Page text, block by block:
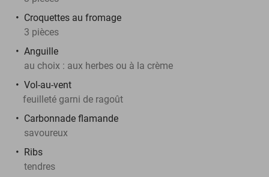
Croquettes au fromage
3 pièces
Anguille
au choix : aux herbes ou à la crème
Vol-au-vent
feuilleté garni de ragoût
Carbonnade flamande
savoureux
Ribs
tendres